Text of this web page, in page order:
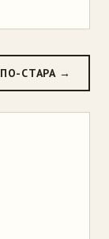
ПО-СТАРА →